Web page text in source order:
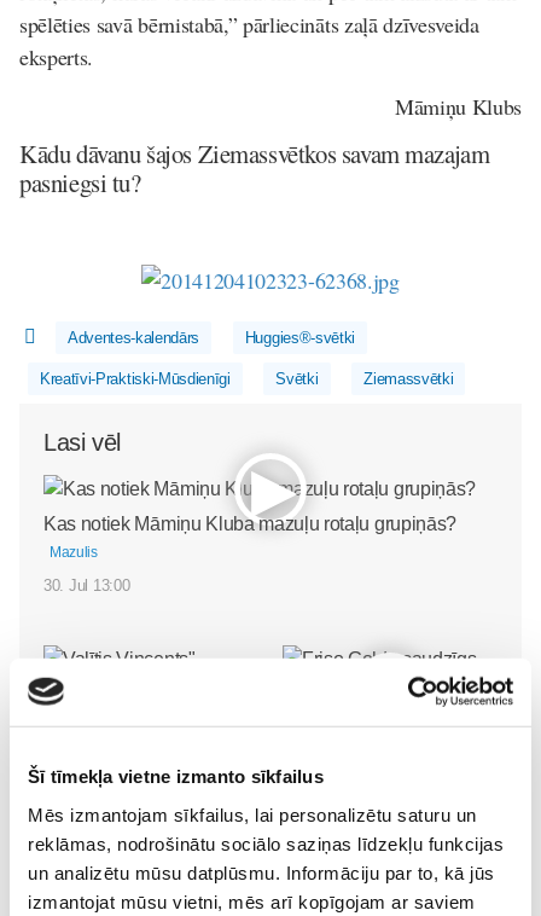
Šī tīmekļa vietne izmanto sīkfailus
Mēs izmantojam sīkfailus, lai personalizētu saturu un
reklāmas, nodrošinātu sociālo saziņas līdzekļu funkcijas
un analizētu mūsu datplūsmu. Informāciju par to, kā jūs
izmantojat mūsu vietni, mēs arī kopīgojam ar saviem
spēlēties savā bērnistabā,” pārliecināts zaļā dzīvesveida
eksperts.
Māmiņu Klubs
Kādu dāvanu šajos Ziemassvētkos savam mazajam
pasniegsi tu?
Adventes-kalendārs Huggies®-svētki
Kreatīvi-Praktiski-Mūsdienīgi Svētki Ziemassvētki
Lasi vēl
Kas notiek Māmiņu Kluba mazuļu rotaļu grupiņās?
Mazulis
30. Jul 13:00
kinoteātros no 31. Jūlija -
Mazais valītis ar lielu sirdi
Mazulis
20. Jul 09:33
atbalsts mazuļa attīstībai
piebarošanas laikā
Mazulis
01. Jul 12:53